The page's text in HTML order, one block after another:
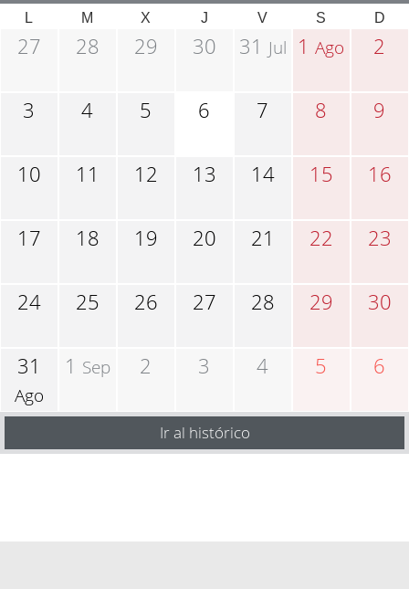
L M X J V S D
27 28 29 30 31 Jul 1Ago 2
3 4 5 6 7 8 9
10 11 12 13 14 15 16
17 18 19 20 21 22 23
24 25 26 27 28 29 30
31
Ago
1 Sep 2 3 4 5 6
Ir al histórico